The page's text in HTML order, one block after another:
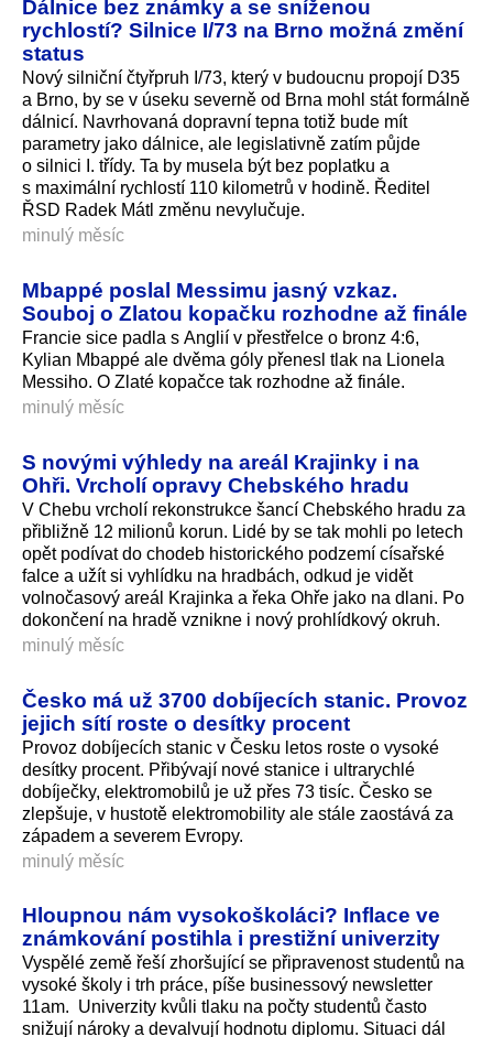
Dálnice bez známky a se sníženou
rychlostí? Silnice I/73 na Brno možná změní
status
Nový silniční čtyřpruh I/73, který v budoucnu propojí D35
a Brno, by se v úseku severně od Brna mohl stát formálně
dálnicí. Navrhovaná dopravní tepna totiž bude mít
parametry jako dálnice, ale legislativně zatím půjde
o silnici I. třídy. Ta by musela být bez poplatku a
s maximální rychlostí 110 kilometrů v hodině. Ředitel
ŘSD Radek Mátl změnu nevylučuje.
minulý měsíc
Mbappé poslal Messimu jasný vzkaz.
Souboj o Zlatou kopačku rozhodne až finále
Francie sice padla s Anglií v přestřelce o bronz 4:6,
Kylian Mbappé ale dvěma góly přenesl tlak na Lionela
Messiho. O Zlaté kopačce tak rozhodne až finále.
minulý měsíc
S novými výhledy na areál Krajinky i na
Ohři. Vrcholí opravy Chebského hradu
V Chebu vrcholí rekonstrukce šancí Chebského hradu za
přibližně 12 milionů korun. Lidé by se tak mohli po letech
opět podívat do chodeb historického podzemí císařské
falce a užít si vyhlídku na hradbách, odkud je vidět
volnočasový areál Krajinka a řeka Ohře jako na dlani. Po
dokončení na hradě vznikne i nový prohlídkový okruh.
minulý měsíc
Česko má už 3700 dobíjecích stanic. Provoz
jejich sítí roste o desítky procent
Provoz dobíjecích stanic v Česku letos roste o vysoké
desítky procent. Přibývají nové stanice i ultrarychlé
dobíječky, elektromobilů je už přes 73 tisíc. Česko se
zlepšuje, v hustotě elektromobility ale stále zaostává za
západem a severem Evropy.
minulý měsíc
Hloupnou nám vysokoškoláci? Inflace ve
známkování postihla i prestižní univerzity
Vyspělé země řeší zhoršující se připravenost studentů na
vysoké školy i trh práce, píše businessový newsletter
11am. Univerzity kvůli tlaku na počty studentů často
snižují nároky a devalvují hodnotu diplomu. Situaci dál